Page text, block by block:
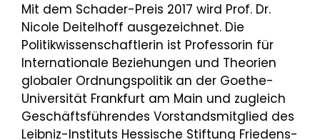
Mit dem Schader-Preis 2017 wird Prof. Dr.
Nicole Deitelhoff ausgezeichnet. Die
Politikwissenschaftlerin ist Professorin für
Internationale Beziehungen und Theorien
globaler Ordnungspolitik an der Goethe-
Universität Frankfurt am Main und zugleich
Geschäftsführendes Vorstandsmitglied des
Leibniz-Instituts Hessische Stiftung Friedens-